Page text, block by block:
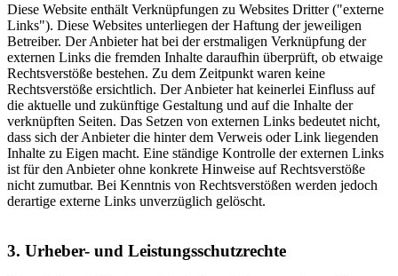
Diese Website enthält Verknüpfungen zu Websites Dritter ("externe
Links"). Diese Websites unterliegen der Haftung der jeweiligen
Betreiber. Der Anbieter hat bei der erstmaligen Verknüpfung der
externen Links die fremden Inhalte daraufhin überprüft, ob etwaige
Rechtsverstöße bestehen. Zu dem Zeitpunkt waren keine
Rechtsverstöße ersichtlich. Der Anbieter hat keinerlei Einfluss auf
die aktuelle und zukünftige Gestaltung und auf die Inhalte der
verknüpften Seiten. Das Setzen von externen Links bedeutet nicht,
dass sich der Anbieter die hinter dem Verweis oder Link liegenden
Inhalte zu Eigen macht. Eine ständige Kontrolle der externen Links
ist für den Anbieter ohne konkrete Hinweise auf Rechtsverstöße
nicht zumutbar. Bei Kenntnis von Rechtsverstößen werden jedoch
derartige externe Links unverzüglich gelöscht.
3. Urheber- und Leistungsschutzrechte